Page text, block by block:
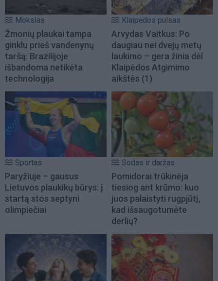
Mokslas
Žmonių plaukai tampa
ginklu prieš vandenynų
taršą: Brazilijoje
išbandoma netikėta
technologija
Klaipėdos pulsas
Arvydas Vaitkus: Po
daugiau nei dvejų metų
laukimo – gera žinia dėl
Klaipėdos Atgimimo
aikštės (1)
Sportas
Paryžiuje – gausus
Lietuvos plaukikų būrys: į
startą stos septyni
olimpiečiai
Sodas ir daržas
Pomidorai trūkinėja
tiesiog ant krūmo: kuo
juos palaistyti rugpjūtį,
kad išsaugotumėte
derlių?